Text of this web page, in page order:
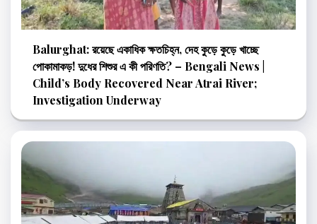
Balurghat: রয়েছে একাধিক ক্ষতচিহ্ন, দেহ কুড়ে কুড়ে খাচ্ছে
পোকামাকড়! দুধের শিশুর এ কী পরিণতি? – Bengali News |
Child’s Body Recovered Near Atrai River;
Investigation Underway